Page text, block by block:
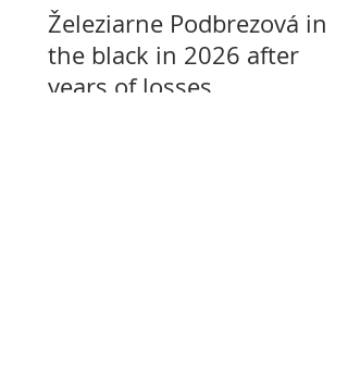
Železiarne Podbrezová in
the black in 2026 after
years of losses